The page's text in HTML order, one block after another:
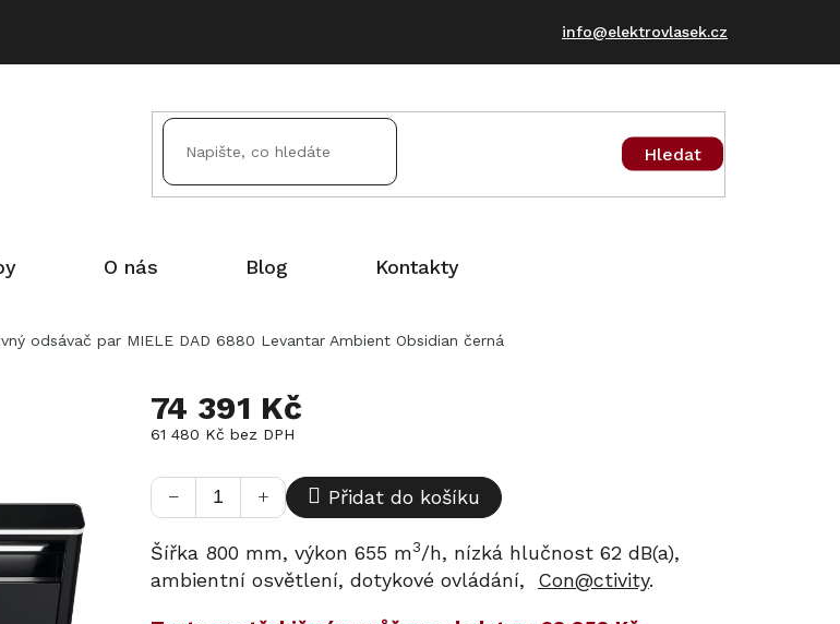
info@elektrovlasek.cz
Hledat
O nás Blog Kontakty
odsávač par MIELE DAD 6880 Levantar Ambient Obsidian černá
74 391 Kč
61 480 Kč bez DPH
cena:
+
− Přidat do košíku
Šířka 800 mm, výkon 655 m3/h, nízká hlučnost 62 dB(a),
ambientní osvětlení, dotykové ovládání, Con@ctivity.